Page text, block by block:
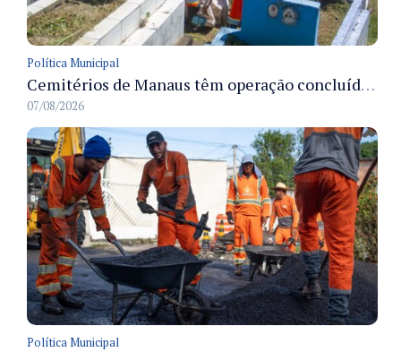
Política Municipal
Cemitérios de Manaus têm operação concluída e estrutura pronta para receber famílias no Dia dos Pais
07/08/2026
Política Municipal